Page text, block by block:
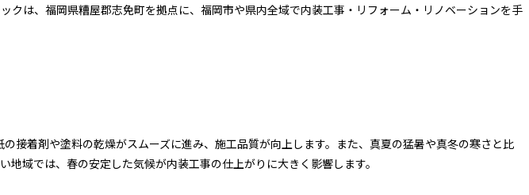
は、福岡県糟屋郡志免町を拠点に、福岡市や県内全域で内装工事・リフォーム・リノベーションを手
着剤や塗料の乾燥がスムーズに進み、施工品質が向上します。また、真夏の猛暑や真冬の寒さと比
域では、春の安定した気候が内装工事の仕上がりに大きく影響します。